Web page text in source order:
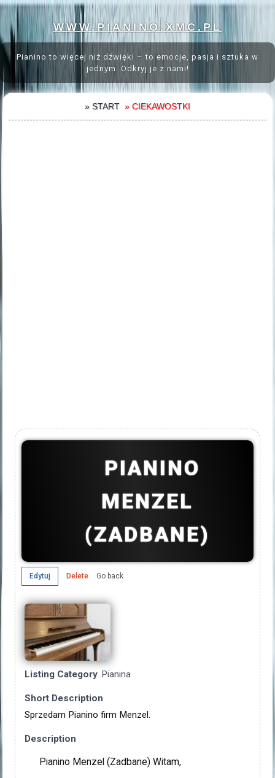
WWW.PIANINO.XMC.PL
Pianino to więcej niż dźwięki – to emocje, pasja i sztuka w
jednym. Odkryj je z nami!
» START » CIEKAWOSTKI
PIANINO
MENZEL
(ZADBANE)
Edytuj Delete Go back
Listing Category Pianina
Short Description
Sprzedam Pianino firm Menzel.
Description
Pianino Menzel (Zadbane) Witam,